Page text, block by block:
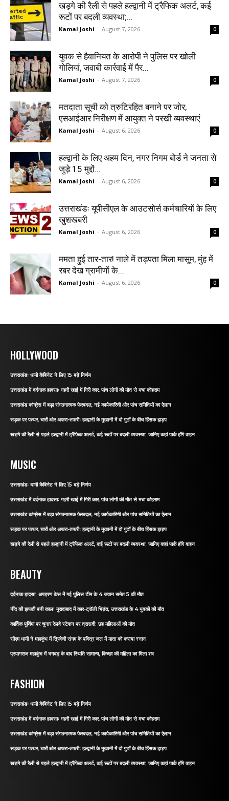
खड़गे की रैली से पहले हल्द्वानी में ट्रैफिक अलर्ट, कई
रूटों पर बदली व्यवस्था;...
Kamal Joshi - August 7, 2026 0
युवक से हैवानियत के आरोपी ने पुलिस पर खोली
गोलियां, जवाबी कार्रवाई में पैर...
Kamal Joshi - August 7, 2026 0
मतदाता सूची को त्रुटिरहित बनाने पर जोर,
एसआईआर निरीक्षण में आयुक्त ने परखी व्यवस्थाएं
Kamal Joshi - August 6, 2026 0
हल्द्वानी के लिए अहम दिन, नगर निगम बोर्ड ने जनता से
जुड़े 15 मुद्दों...
Kamal Joshi - August 6, 2026 0
उत्तराखंडः यूपीसीएल के आउटसोर्स कर्मचारियों के लिए
खुशखबरी
Kamal Joshi - August 6, 2026 0
ममता हुई तार-तार! नाले में तड़पता मिला मासूम, मुंह में
रबर देख ग्रामीणों के...
Kamal Joshi - August 6, 2026 0
HOLLYWOOD
उत्तराखंडः धामी कैबिनेट ने लिए 15 बड़े निर्णय
उत्तराखंड में दर्दनाक हादसाः गहरी खाई में गिरी कार, पांच लोगों की मौत से मचा कोहराम
उत्तराखंड कांग्रेस में बड़ा संगठनात्मक फेरबदल, नई कार्यकारिणी और पांच समितियों का ऐलान
सड़क पर पत्थर, चारों ओर अफरा-तफरीः हल्द्वानी के मुखानी में दो गुटों के बीच हिंसक झड़प
खड़गे की रैली से पहले हल्द्वानी में ट्रैफिक अलर्ट, कई रूटों पर बदली व्यवस्था; जानिए कहां पार्क होंगे वाहन
MUSIC
उत्तराखंडः धामी कैबिनेट ने लिए 15 बड़े निर्णय
उत्तराखंड में दर्दनाक हादसाः गहरी खाई में गिरी कार, पांच लोगों की मौत से मचा कोहराम
उत्तराखंड कांग्रेस में बड़ा संगठनात्मक फेरबदल, नई कार्यकारिणी और पांच समितियों का ऐलान
सड़क पर पत्थर, चारों ओर अफरा-तफरीः हल्द्वानी के मुखानी में दो गुटों के बीच हिंसक झड़प
खड़गे की रैली से पहले हल्द्वानी में ट्रैफिक अलर्ट, कई रूटों पर बदली व्यवस्था; जानिए कहां पार्क होंगे वाहन
BEAUTY
दर्दनाक हादसा: अपहरण केस में गई पुलिस टीम के 4 जवान समेत 5 की मौत
नींद की झपकी बनी काल! मुरादाबाद में कार-ट्रॉली भिड़ंत, उत्तराखंड के 4 युवकों की मौत
कार्तिक पूर्णिमा पर चुनार रेलवे स्टेशन पर त्रासदी: छह महिलाओं की मौत
सीएम धामी ने महाकुंभ में त्रिवेणी संगम के पवित्र जल में माता को कराया स्नान
प्रयागराज महाकुंभ में भगदड़ के बाद स्थिति सामान्य, किच्छा की महिला का मिला शव
FASHION
उत्तराखंडः धामी कैबिनेट ने लिए 15 बड़े निर्णय
उत्तराखंड में दर्दनाक हादसाः गहरी खाई में गिरी कार, पांच लोगों की मौत से मचा कोहराम
उत्तराखंड कांग्रेस में बड़ा संगठनात्मक फेरबदल, नई कार्यकारिणी और पांच समितियों का ऐलान
सड़क पर पत्थर, चारों ओर अफरा-तफरीः हल्द्वानी के मुखानी में दो गुटों के बीच हिंसक झड़प
खड़गे की रैली से पहले हल्द्वानी में ट्रैफिक अलर्ट, कई रूटों पर बदली व्यवस्था; जानिए कहां पार्क होंगे वाहन